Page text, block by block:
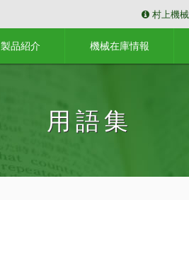
村上機
製品紹介 機械在庫情報
用語集